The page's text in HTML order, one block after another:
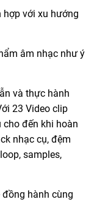
hợp với xu hướng
âm nhạc như ý
và thực hành
23 Video clip
đến khi hoàn
nhạc cụ, đệm
samples,
đồng hành cùng